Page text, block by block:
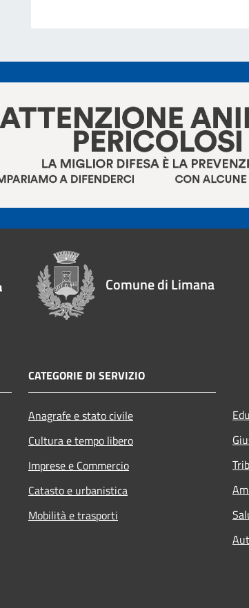
Comune di Limana
CATEGORIE DI SERVIZIO
Anagrafe e stato civile
Cultura e tempo libero
Imprese e Commercio
Catasto e urbanistica
Mobilità e trasporti